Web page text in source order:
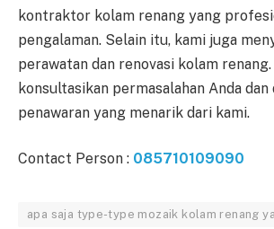
kontraktor kolam renang yang
pengalaman. Selain itu, kami juga
perawatan dan renovasi kolam
konsultasikan permasalahan Anda dan
penawaran yang menarik dari kami.
Contact Person : 085710109090
apa saja type-type mozaik kolam renang